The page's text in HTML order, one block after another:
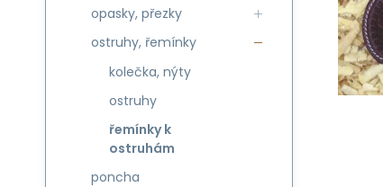
opasky, přezky
ostruhy, řemínky
kolečka, nýty
ostruhy
řemínky k
ostruhám
poncha